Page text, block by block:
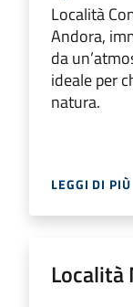
Località
Andora,
da
ideale per
natura.
LEGGI DI PIÙ
Località